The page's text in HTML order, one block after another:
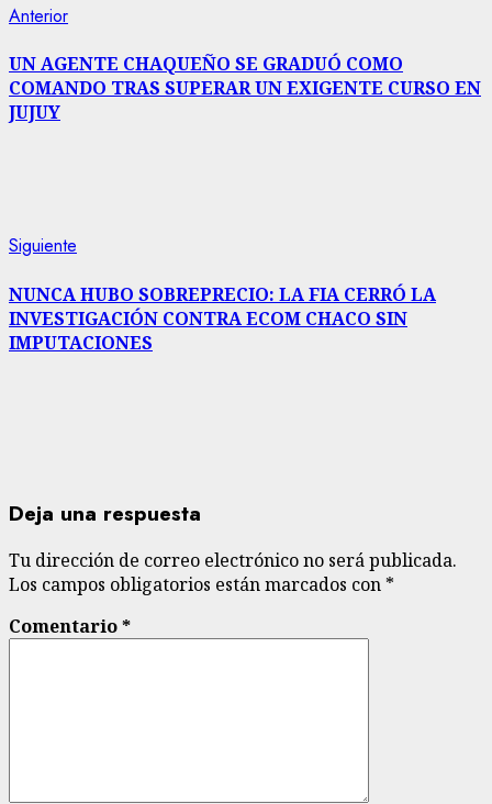
Navegación
de
entradas
AnteriorEntrada
UN AGENTE CHAQUEÑO SE GRADUÓ COMO
COMANDO TRAS SUPERAR UN EXIGENTE CURSO EN
JUJUY
Siguiente
NUNCA HUBO SOBREPRECIO: LA FIA CERRÓ LA
INVESTIGACIÓN CONTRA ECOM CHACO SIN
IMPUTACIONES
Deja una respuesta
Tu dirección de correo electrónico no será publicada.
Los campos obligatorios están marcados con *
Comentario*